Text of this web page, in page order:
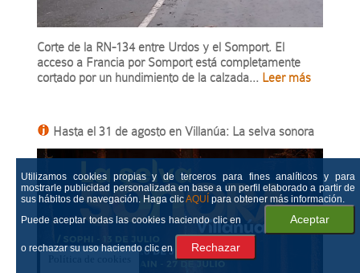
Corte de la RN-134 entre Urdos y el Somport. El
acceso a Francia por Somport está completamente
cortado por un hundimiento de la calzada... Leer más
Hasta el 31 de agosto en Villanúa: La selva sonora
Utilizamos cookies propias y de terceros para fines analíticos y para
mostrarle publicidad personalizada en base a un perfil elaborado a partir de
sus hábitos de navegación. Haga clicAQUÍ para obtener más información.
Puede aceptar todas las cookies haciendo clic en
o rechazar su uso haciendo clic en